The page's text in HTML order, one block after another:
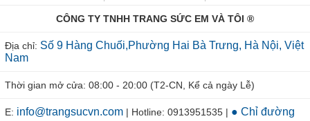
CÔNG TY TNHH TRANG SỨC EM VÀ TÔI ®
Địa chỉ: Số 9 Hàng Chuối,Phường Hai Bà Trưng, Hà Nội, Việt
Nam
Thời gian mở cửa: 08:00 - 20:00 (T2-CN, Kể cả ngày Lễ)
E: info@trangsucvn.com | Hotline: 0913951535 | ● Chỉ đường